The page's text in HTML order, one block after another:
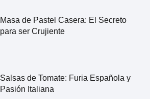
Masa de Pastel Casera: El Secreto
para ser Crujiente
Salsas de Tomate: Furia Española y
Pasión Italiana